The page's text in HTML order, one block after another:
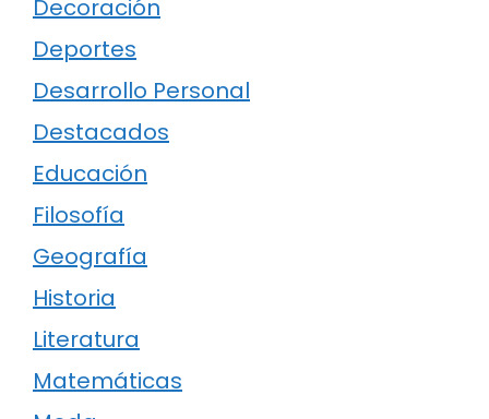
Decoración
Deportes
Desarrollo Personal
Destacados
Educación
Filosofía
Geografía
Historia
Literatura
Matemáticas